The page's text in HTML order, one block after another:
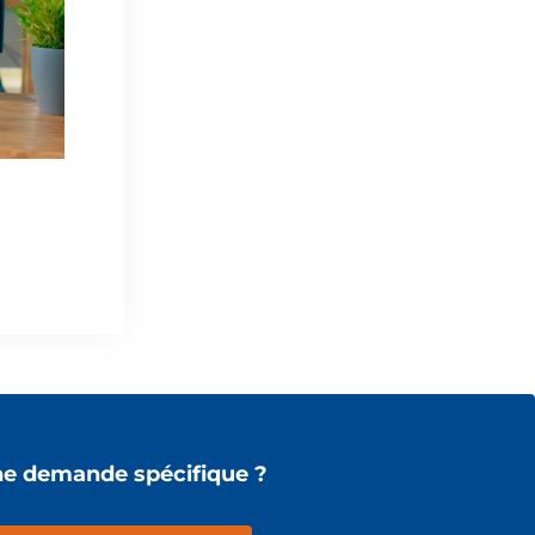
demande spécifique ?